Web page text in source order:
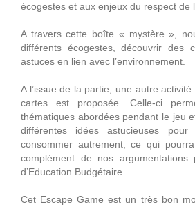
écogestes et aux enjeux du respect de
A travers cette boîte « mystère »,
différents écogestes, découvrir des
astuces en lien avec l’environnement.
A l’issue de la partie, une autre
cartes est proposée. Celle-ci
thématiques abordées pendant le jeu
différentes idées astucieuses
consommer autrement, ce qui
complément de nos argumentations
d’Education Budgétaire.
Cet Escape Game est un très bon